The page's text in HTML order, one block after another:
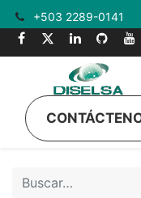
+503 2289-0141